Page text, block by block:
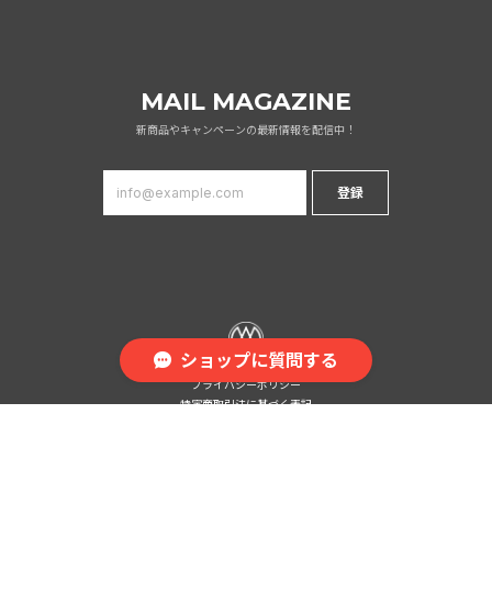
MAIL MAGAZINE
新商品やキャンペーンの最新情報を配信中！
登録
プライバシーポリシー
特定商取引法に基づく表記
ショップに質問する